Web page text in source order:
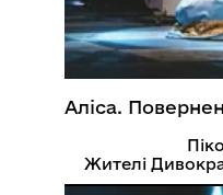
Аліса.
Жителі